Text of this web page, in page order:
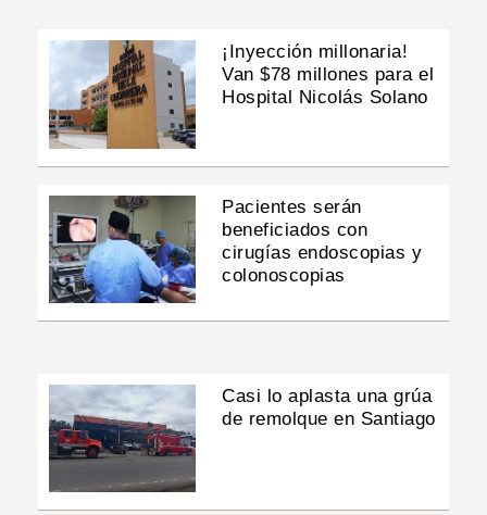
¡Inyección millonaria!
Van $78 millones para el
Hospital Nicolás Solano
Pacientes serán
beneficiados con
cirugías endoscopias y
colonoscopias
Casi lo aplasta una grúa
de remolque en Santiago